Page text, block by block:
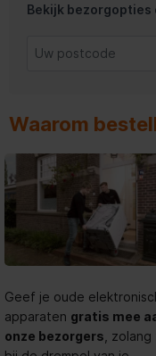
Bekijk bezorgopties
Waarom
Geef je oude
apparaten gratis mee
onze bezorgers ,